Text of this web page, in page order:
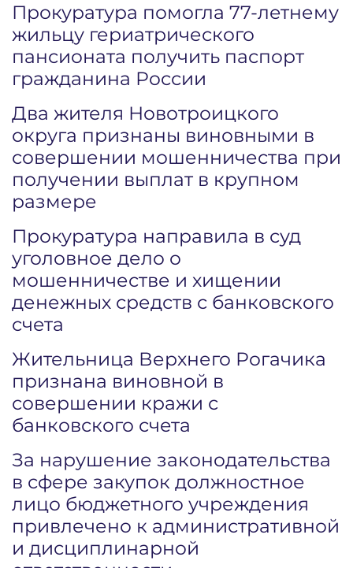
Прокуратура помогла 77-летнему
жильцу гериатрического
пансионата получить паспорт
гражданина России
Два жителя Новотроицкого
округа признаны виновными в
совершении мошенничества при
получении выплат в крупном
размере
Прокуратура направила в суд
уголовное дело о
мошенничестве и хищении
денежных средств с банковского
счета
Жительница Верхнего Рогачика
признана виновной в
совершении кражи с
банковского счета
За нарушение законодательства
в сфере закупок должностное
лицо бюджетного учреждения
привлечено к административной
и дисциплинарной